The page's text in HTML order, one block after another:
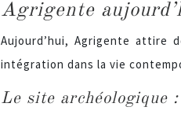
Agrigente
Aujourd’hui, Agrigente attire
intégration dans la vie
Le site archéologique